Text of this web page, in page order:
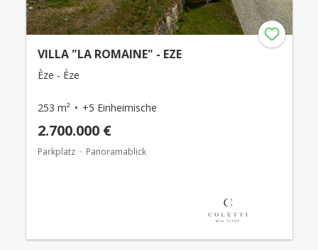
VILLA "LA ROMAINE" - EZE
Èze - Èze
253 m² +5 Einheimische
2.700.000 €
Parkplatz Panoramablick